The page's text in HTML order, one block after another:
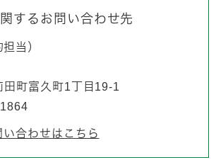
するお問い合わせ先
担当
田町富久町1丁目19-1
い合わせはこちら